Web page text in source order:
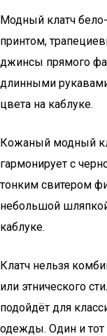
Модный клатч
принтом,
джинсы прямого
длинными
цвета на каблуке.
Кожаный модный
гармонирует с
тонким свитером
небольшой
каблуке.
Клатч нельзя
или этнического
подойдёт для
одежды. Один и тот